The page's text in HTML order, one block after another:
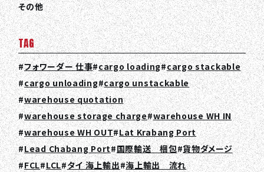
その他
TAG
フォワーダー 仕事 cargo loading cargo stackable
cargo unloading cargo unstackable
warehouse quotation
warehouse storage charge warehouse WH IN
warehouse WH OUT Lat Krabang Port
Lead Chabang Port 国際輸送 梱包 貨物ダメージ
FCL LCL タイ 海上輸出 海上輸出 流れ